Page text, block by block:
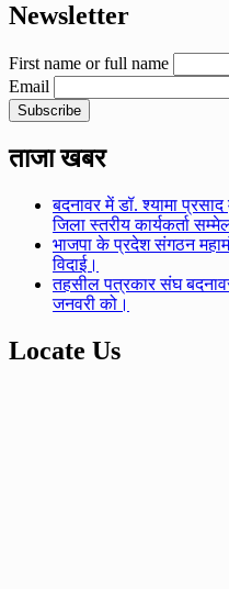
Newsletter
First name or full name
Email
ताजा खबर
बदनावर में डॉ. श्यामा
जिला स्तरीय कार्यकर्ता
भाजपा के प्रदेश संगठन
विदाई।
तहसील पत्रकार संघ
जनवरी को।
Locate Us